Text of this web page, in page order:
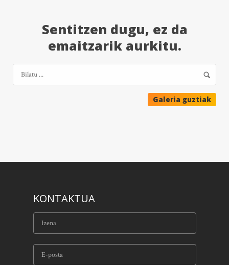
Sentitzen dugu, ez da
emaitzarik aurkitu.
Galeria guztiak
KONTAKTUA